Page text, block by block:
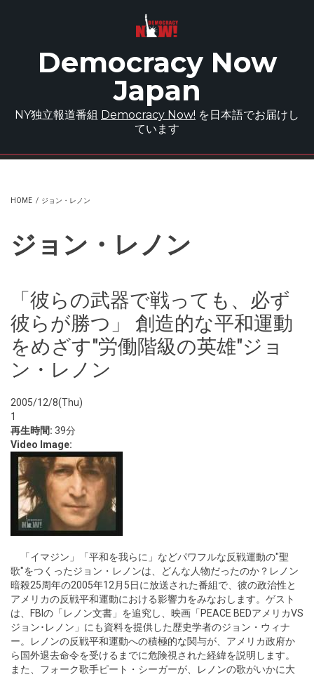
Democracy Now
Japan
NY独立報道番組 Democracy Now! を日本語でお届けし
ています
HOME / ジョン・レノン
ジョン・レノン
「彼らの武器で戦っても、必ず
彼らが勝つ」 創造的な平和運動
をめざす"労働階級の英雄"ジョ
ン・レノン
2005/12/8(Thu)
1
再生時間: 39分
Video Image:
「イマジン」「平和を我らに」などパワフルな反戦運動の"聖
歌"をつくったジョン・レノンは、どんな人物だったのか？レノン
暗殺25周年の2005年12月5日に放送された番組で、彼の政治性と
アメリカの反戦平和運動における影響力をみなおします。ゲスト
は、FBIの「レノン文書」を追究し、映画「PEACE BEDアメリカVS
ジョン･レノン」にも資料を提供した歴史学者のジョン・ウィナ
ー。レノンの反戦平和運動への積極的な関与が、アメリカ政府か
ら国外退去命令を受けるまでに危険視された経緯を説明します。
また、フォーク歌手ピート・シーガーが、レノンの歌がいかに大